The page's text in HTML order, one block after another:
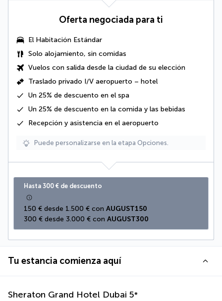
Oferta negociada para ti
El Habitación Estándar
Solo alojamiento, sin comidas
Vuelos con salida desde la ciudad de su elección
Traslado privado I/V aeropuerto – hotel
Un 25% de descuento en el spa
Un 25% de descuento en la comida y las bebidas
Recepción y asistencia en el aeropuerto
Puede personalizarse en la etapa Opciones.
Hasta 300 € de descuento
150 € desde 1.500 € con AUGUST150
300 € desde 3.000 € con AUGUST300
Tu estancia comienza aquí
Sheraton Grand Hotel Dubai 5*